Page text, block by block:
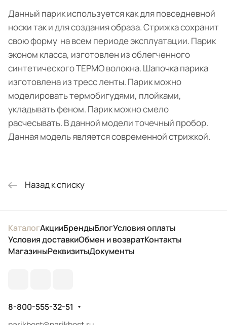
Данный парик используется как для повседневной
носки так и для создания образа. Стрижка сохранит
свою форму на всем периоде эксплуатации. Парик
эконом класса, изготовлен из облегченного
синтетического ТЕРМО волокна. Шапочка парика
изготовлена из тресс ленты. Парик можно
моделировать термобигудями, плойками,
укладывать феном. Парик можно смело
расчесывать. В данной модели точечный пробор.
Данная модель является современной стрижкой.
Назад к списку
КаталогАкцииБрендыБлогУсловия оплаты
Условия доставкиОбмен и возвратКонтакты
МагазиныРеквизитыДокументы
8-800-555-32-51